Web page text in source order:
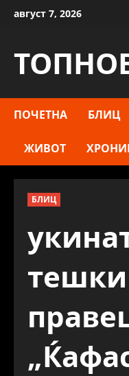
Skipавгуст 7, 2026
ПОЧЕТНА БЛИЦ
ЖИВОТ
БЛИЦ
тешки